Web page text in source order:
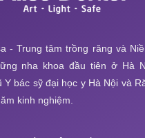
- Trung tâm trồng răng và
nha khoa đầu tiên ở Hà
Y bác sỹ đại học y Hà Nội và
kinh nghiệm.